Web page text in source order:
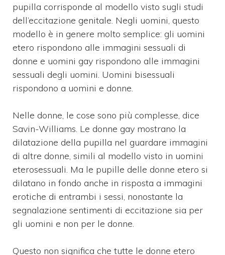
pupilla corrisponde al modello visto sugli studi
dell’eccitazione genitale. Negli uomini, questo
modello è in genere molto semplice: gli uomini
etero rispondono alle immagini sessuali di
donne e uomini gay rispondono alle immagini
sessuali degli uomini. Uomini bisessuali
rispondono a uomini e donne.
Nelle donne, le cose sono più complesse, dice
Savin-Williams. Le donne gay mostrano la
dilatazione della pupilla nel guardare immagini
di altre donne, simili al modello visto in uomini
eterosessuali. Ma le pupille delle donne etero si
dilatano in fondo anche in risposta a immagini
erotiche di entrambi i sessi, nonostante la
segnalazione sentimenti di eccitazione sia per
gli uomini e non per le donne.
Questo non significa che tutte le donne etero